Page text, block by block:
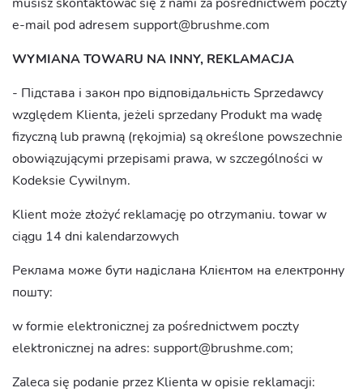
e-mail pod adresem support@brushme.com
WYMIANA TOWARU NA INNY, REKLAMACJA
- Підстава і закон про відповідальність Sprzedawcy
względem Klienta, jeżeli sprzedany Produkt ma wadę
fizyczną lub prawną (rękojmia) są określone powszechnie
obowiązującymi przepisami prawa, w szczególności w
Kodeksie Cywilnym.
Klient może złożyć reklamację po otrzymaniu. towar w
ciągu 14 dni kalendarzowych
Реклама може бути надіслана Клієнтом на електронну
пошту:
w formie elektronicznej za pośrednictwem poczty
elektronicznej na adres: support@brushme.com;
Zaleca się podanie przez Klienta w opisie reklamacji: